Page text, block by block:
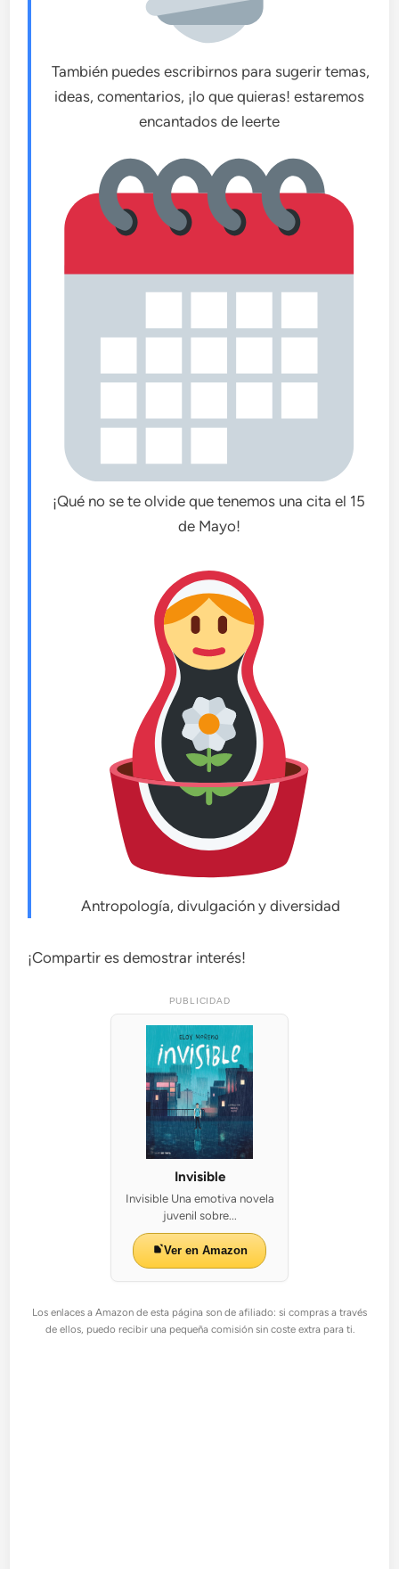
También puedes escribirnos para sugerir temas,
ideas, comentarios, ¡lo que quieras! estaremos
encantados de leerte
¡Qué no se te olvide que tenemos una cita el 15
de Mayo!
Antropología, divulgación y diversidad
¡Compartir es demostrar interés!
PUBLICIDAD
Invisible
Invisible Una emotiva novela
juvenil sobre...
Ver en Amazon
Los enlaces a Amazon de esta página son de afiliado: si compras a través
de ellos, puedo recibir una pequeña comisión sin coste extra para ti.